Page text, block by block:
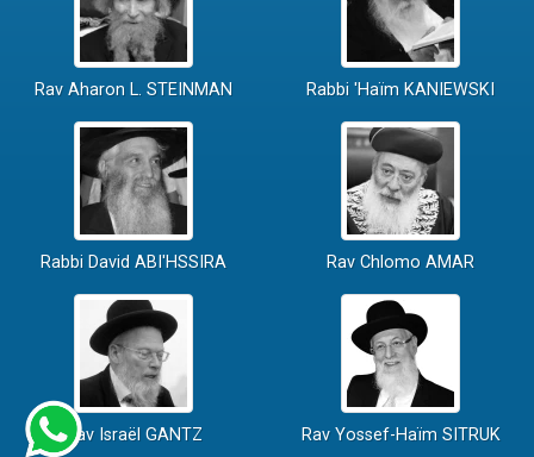
Rav Aharon L. STEINMAN Rabbi 'Haïm KANIEWSKI
Rabbi David ABI'HSSIRA Rav Chlomo AMAR
Rav Israël GANTZ Rav Yossef-Haïm SITRUK